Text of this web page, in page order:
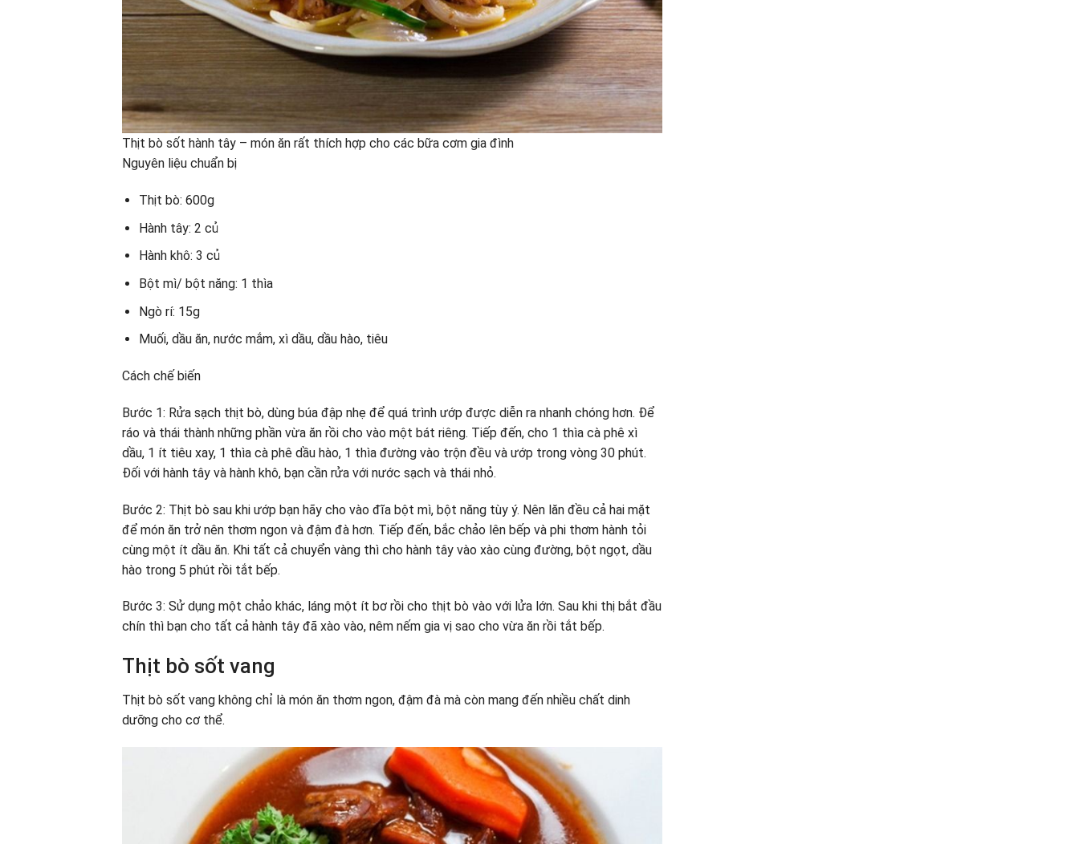
Thịt bò sốt hành tây – món ăn rất thích hợp cho các bữa cơm gia đình
Nguyên liệu chuẩn bị
Thịt bò: 600g
Hành tây: 2 củ
Hành khô: 3 củ
Bột mì/ bột năng: 1 thìa
Ngò rí: 15g
Muối, dầu ăn, nước mắm, xì dầu, dầu hào, tiêu
Cách chế biến
Bước 1: Rửa sạch thịt bò, dùng búa đập nhẹ để quá trình ướp được diễn ra nhanh chóng hơn. Để
ráo và thái thành những phần vừa ăn rồi cho vào một bát riêng. Tiếp đến, cho 1 thìa cà phê xì
dầu, 1 ít tiêu xay, 1 thìa cà phê dầu hào, 1 thìa đường vào trộn đều và ướp trong vòng 30 phút.
Đối với hành tây và hành khô, bạn cần rửa với nước sạch và thái nhỏ.
Bước 2: Thịt bò sau khi ướp bạn hãy cho vào đĩa bột mì, bột năng tùy ý. Nên lăn đều cả hai mặt
để món ăn trở nên thơm ngon và đậm đà hơn. Tiếp đến, bắc chảo lên bếp và phi thơm hành tỏi
cùng một ít dầu ăn. Khi tất cả chuyển vàng thì cho hành tây vào xào cùng đường, bột ngọt, dầu
hào trong 5 phút rồi tắt bếp.
Bước 3: Sử dụng một chảo khác, láng một ít bơ rồi cho thịt bò vào với lửa lớn. Sau khi thị bắt đầu
chín thì bạn cho tất cả hành tây đã xào vào, nêm nếm gia vị sao cho vừa ăn rồi tắt bếp.
Thịt bò sốt vang
Thịt bò sốt vang không chỉ là món ăn thơm ngon, đậm đà mà còn mang đến nhiều chất dinh
dưỡng cho cơ thể.